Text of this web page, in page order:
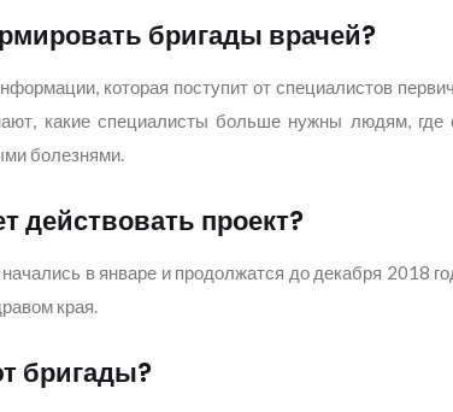
бригады врачей?
которая поступит от специалистов
какие специалисты больше нужны людям,
болезнями.
действовать проект?
в январе и продолжатся до декабря 2018
края.
бригады?